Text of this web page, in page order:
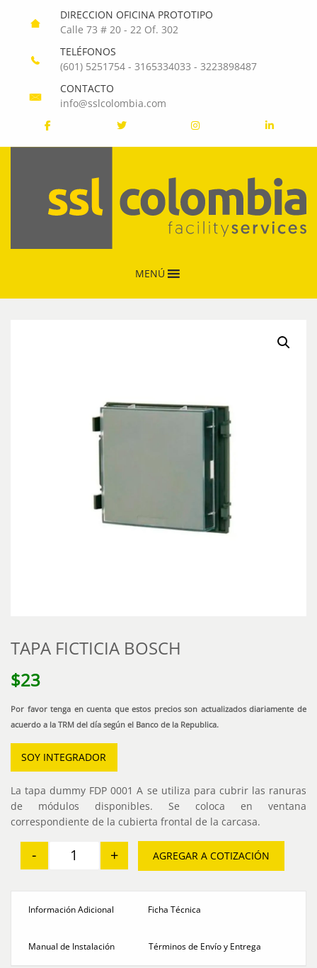
DIRECCION OFICINA PROTOTIPO
Calle 73 # 20 - 22 Of. 302
TELÉFONOS
(601) 5251754- 3165334033 - 3223898487
CONTACTO
info@sslcolombia.com
MENÚ
TAPA FICTICIA BOSCH
$23
Por favor tenga en cuenta que estos precios son actualizados diariamente de
acuerdo a la TRM del día según el Banco de la Republica.
SOY INTEGRADOR
La tapa dummy FDP 0001 A se utiliza para cubrir las ranuras
de módulos disponibles. Se coloca en ventana
correspondiente de la cubierta frontal de la carcasa.
TAPA FICTICIA BOSCH cantidad
- + AGREGAR A COTIZACIÓN
Información Adicional Ficha Técnica
Manual de Instalación Términos de Envío y Entrega